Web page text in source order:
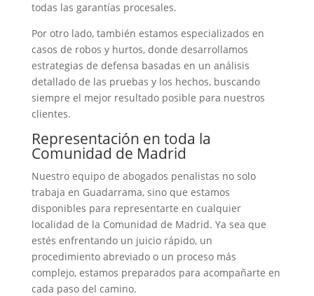
todas las garantías procesales.
Por otro lado, también estamos especializados en
casos de robos y hurtos, donde desarrollamos
estrategias de defensa basadas en un análisis
detallado de las pruebas y los hechos, buscando
siempre el mejor resultado posible para nuestros
clientes.
Representación en toda la
Comunidad de Madrid
Nuestro equipo de abogados penalistas no solo
trabaja en Guadarrama, sino que estamos
disponibles para representarte en cualquier
localidad de la Comunidad de Madrid. Ya sea que
estés enfrentando un juicio rápido, un
procedimiento abreviado o un proceso más
complejo, estamos preparados para acompañarte en
cada paso del camino.